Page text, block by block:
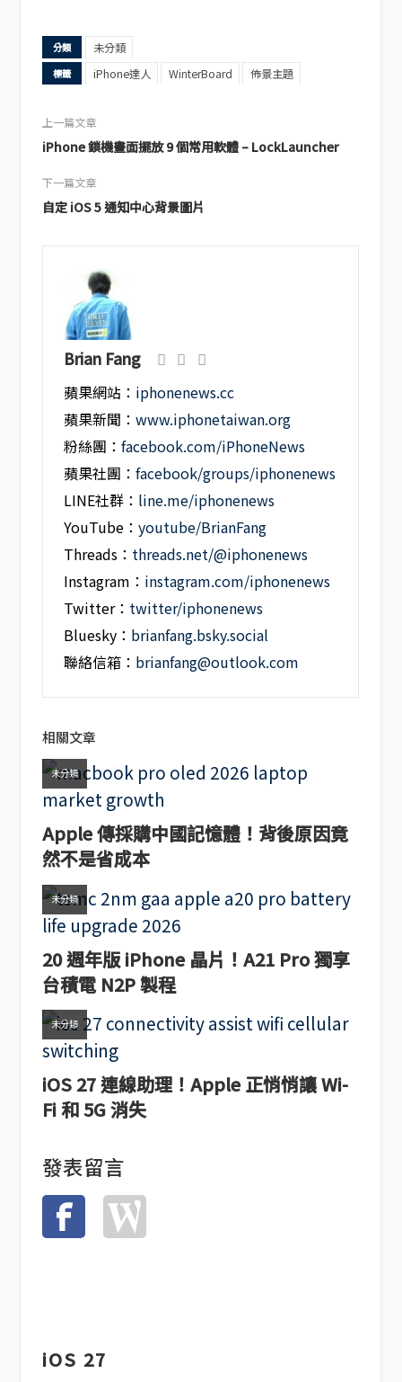
分類 未分類
標籤 iPhone達人 WinterBoard 佈景主題
上一篇文章
iPhone 鎖機畫面擺放 9 個常用軟體 – LockLauncher
下一篇文章
自定 iOS 5 通知中心背景圖片
Brian Fang
蘋果網站： iphonenews.cc
蘋果新聞：www.iphonetaiwan.org
粉絲團：facebook.com/iPhoneNews
蘋果社團：facebook/groups/iphonenews
LINE社群： line.me/iphonenews
YouTube：youtube/BrianFang
Threads： threads.net/@iphonenews
Instagram： instagram.com/iphonenews
Twitter： twitter/iphonenews
Bluesky： brianfang.bsky.social
聯絡信箱： brianfang@outlook.com
相關文章
未分類
Apple 傳採購中國記憶體！背後原因竟
然不是省成本
未分類
20 週年版 iPhone 晶片！A21 Pro 獨享
台積電 N2P 製程
未分類
iOS 27 連線助理！Apple 正悄悄讓 Wi-
Fi 和 5G 消失
發表留言
iOS 27